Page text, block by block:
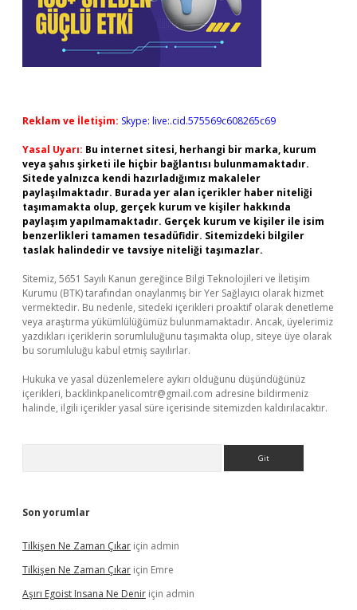
Reklam ve İletişim: Skype: live:.cid.575569c608265c69
Yasal Uyarı: Bu internet sitesi, herhangi bir marka, kurum
veya şahıs şirketi ile hiçbir bağlantısı bulunmamaktadır.
Sitede yalnızca kendi hazırladığımız makaleler
paylaşılmaktadır. Burada yer alan içerikler haber niteliği
taşımamakta olup, gerçek kurum ve kişiler hakkında
paylaşım yapılmamaktadır. Gerçek kurum ve kişiler ile isim
benzerlikleri tamamen tesadüfidir. Sitemizdeki bilgiler
taslak halindedir ve tavsiye niteliği taşımazlar.
Sitemiz, 5651 Sayılı Kanun gereğince Bilgi Teknolojileri ve İletişim
Kurumu (BTK) tarafından onaylanmış bir Yer Sağlayıcı olarak hizmet
vermektedir. Bu nedenle, sitedeki içerikleri proaktif olarak denetleme
veya araştırma yükümlülüğümüz bulunmamaktadır. Ancak, üyelerimiz
yazdıkları içeriklerin sorumluluğunu taşımakta olup, siteye üye olarak
bu sorumluluğu kabul etmiş sayılırlar.
Hukuka ve yasal düzenlemelere aykırı olduğunu düşündüğünüz
içerikleri, backlinkpanelicomtr@gmail.com adresine bildirmeniz
halinde, ilgili içerikler yasal süre içerisinde sitemizden kaldırılacaktır.
Son yorumlar
Tilkişen Ne Zaman Çıkar için admin
Tilkişen Ne Zaman Çıkar için Emre
Aşırı Egoist Insana Ne Denir için admin